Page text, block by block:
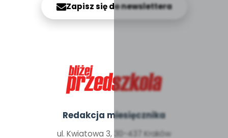
Zapisz się do newslettera
Redakcja miesięcznika
ul. Kwiatowa 3, 30-437 Kraków